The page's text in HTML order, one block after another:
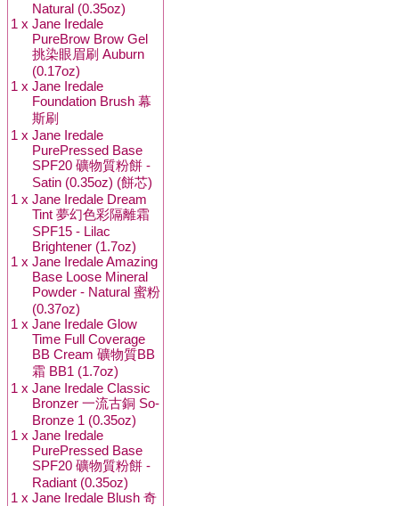
Natural (0.35oz)
1 x Jane Iredale
PureBrow Brow Gel
挑染眼眉刷 Auburn
(0.17oz)
1 x Jane Iredale
Foundation Brush 幕
斯刷
1 x Jane Iredale
PurePressed Base
SPF20 礦物質粉餅 -
Satin (0.35oz) (餅芯)
1 x Jane Iredale Dream
Tint 夢幻色彩隔離霜
SPF15 - Lilac
Brightener (1.7oz)
1 x Jane Iredale Amazing
Base Loose Mineral
Powder - Natural 蜜粉
(0.37oz)
1 x Jane Iredale Glow
Time Full Coverage
BB Cream 礦物質BB
霜 BB1 (1.7oz)
1 x Jane Iredale Classic
Bronzer 一流古銅 So-
Bronze 1 (0.35oz)
1 x Jane Iredale
PurePressed Base
SPF20 礦物質粉餅 -
Radiant (0.35oz)
1 x Jane Iredale Blush 奇